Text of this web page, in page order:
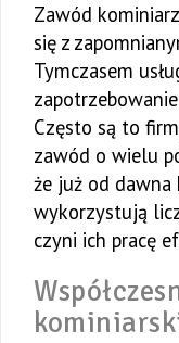
Zawód
się z
Tymczasem
Często są to
zawód o wielu
że już od
wykorzystują
czyni ich pracę